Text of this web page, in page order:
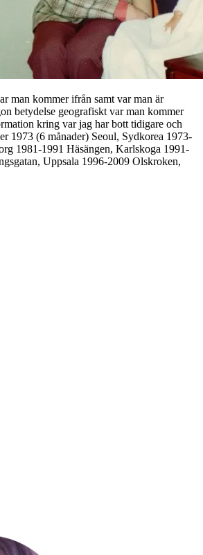
man kommer ifrån samt var man är
betydelse geografiskt var man kommer
kring var jag har bott tidigare och
1973 (6 månader) Seoul, Sydkorea 1973-
1981-1991 Häsängen, Karlskoga 1991-
Uppsala 1996-2009 Olskroken,